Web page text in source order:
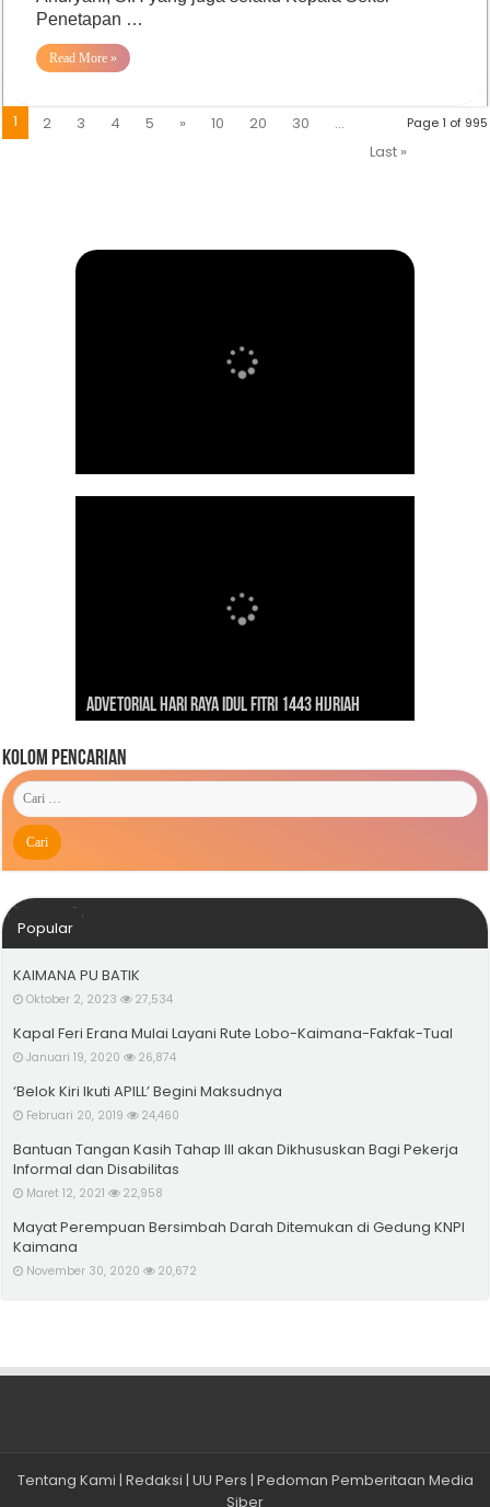
Penetapan …
Read More »
Page 1 of 995
1 2 3 4 5 » 10 20 30
...
Last »
Lebih Kuat’
Advetorial Hari Raya Idul Fitri 1443 Hijriah
Tahun 2019
Kolom Pencarian
Popular
KAIMANA PU BATIK
Oktober 2, 2023 27,534
Kapal Feri Erana Mulai Layani Rute Lobo-Kaimana-Fakfak-Tual
Januari 19, 2020 26,874
‘Belok Kiri Ikuti APILL’ Begini Maksudnya
Februari 20, 2019 24,460
Bantuan Tangan Kasih Tahap III akan Dikhususkan Bagi Pekerja
Informal dan Disabilitas
Maret 12, 2021 22,958
Mayat Perempuan Bersimbah Darah Ditemukan di Gedung KNPI
Kaimana
November 30, 2020 20,672
Tentang Kami | Redaksi | UU Pers | Pedoman Pemberitaan Media
Siber